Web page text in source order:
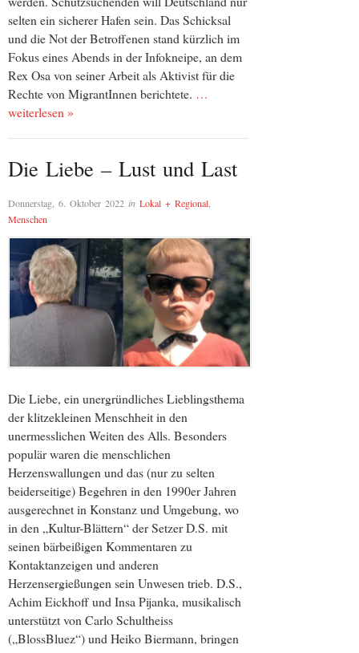
selten ein sicherer Hafen sein. Das Schicksal
und die Not der Betroffenen stand kürzlich im
Fokus eines Abends in der Infokneipe, an dem
Rex Osa von seiner Arbeit als Aktivist für die
Rechte von MigrantInnen berichtete. …
weiterlesen »
Die Liebe – Lust und Last
Donnerstag, 6. Oktober 2022 in Lokal + Regional,
Menschen
Die Liebe, ein unergründliches Lieblingsthema
der klitzekleinen Menschheit in den
unermesslichen Weiten des Alls. Besonders
populär waren die menschlichen
Herzenswallungen und das (nur zu selten
beiderseitige) Begehren in den 1990er Jahren
ausgerechnet in Konstanz und Umgebung, wo
in den „Kultur-Blättern“ der Setzer D.S. mit
seinen bärbeißigen Kommentaren zu
Kontaktanzeigen und anderen
Herzensergießungen sein Unwesen trieb. D.S.,
Achim Eickhoff und Insa Pijanka, musikalisch
unterstützt von Carlo Schultheiss
(„BlossBluez“) und Heiko Biermann, bringen